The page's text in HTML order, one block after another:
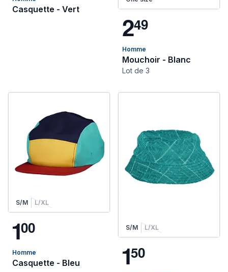
Casquette - Vert
249
Homme
Mouchoir - Blanc
Lot de 3
S/M L/XL
100
Homme
Casquette - Bleu
S/M L/XL
150